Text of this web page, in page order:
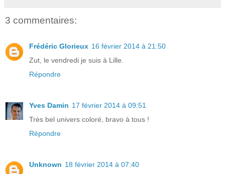
3 commentaires:
Frédéric Glorieux 16 février 2014 à 21:50
Zut, le vendredi je suis à Lille.
Répondre
Yves Damin 17 février 2014 à 09:51
Très bel univers coloré, bravo à tous !
Répondre
Unknown 18 février 2014 à 07:40